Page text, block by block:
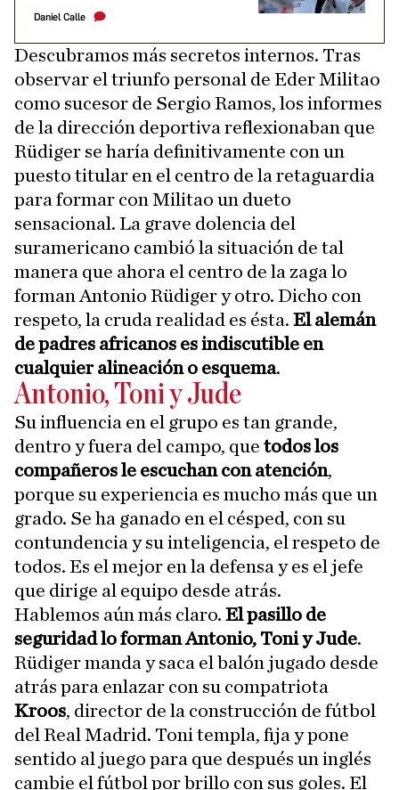
Daniel Calle
Descubramos más secretos internos. Tras
observar el triunfo personal de Eder Militao
como sucesor de Sergio Ramos, los informes
de la dirección deportiva reflexionaban que
Rüdiger se haría definitivamente con un
puesto titular en el centro de la retaguardia
para formar con Militao un dueto
sensacional. La grave dolencia del
suramericano cambió la situación de tal
manera que ahora el centro de la zaga lo
forman Antonio Rüdiger y otro. Dicho con
respeto, la cruda realidad es ésta. El alemán
de padres africanos es indiscutible en
cualquier alineación o esquema.
Antonio, Toni y Jude
Su influencia en el grupo es tan grande,
dentro y fuera del campo, que todos los
compañeros le escuchan con atención,
porque su experiencia es mucho más que un
grado. Se ha ganado en el césped, con su
contundencia y su inteligencia, el respeto de
todos. Es el mejor en la defensa y es el jefe
que dirige al equipo desde atrás.
Hablemos aún más claro. El pasillo de
seguridad lo forman Antonio, Toni y Jude.
Rüdiger manda y saca el balón jugado desde
atrás para enlazar con su compatriota
Kroos, director de la construcción de fútbol
del Real Madrid. Toni templa, fija y pone
sentido al juego para que después un inglés
cambie el fútbol por brillo con sus goles. El